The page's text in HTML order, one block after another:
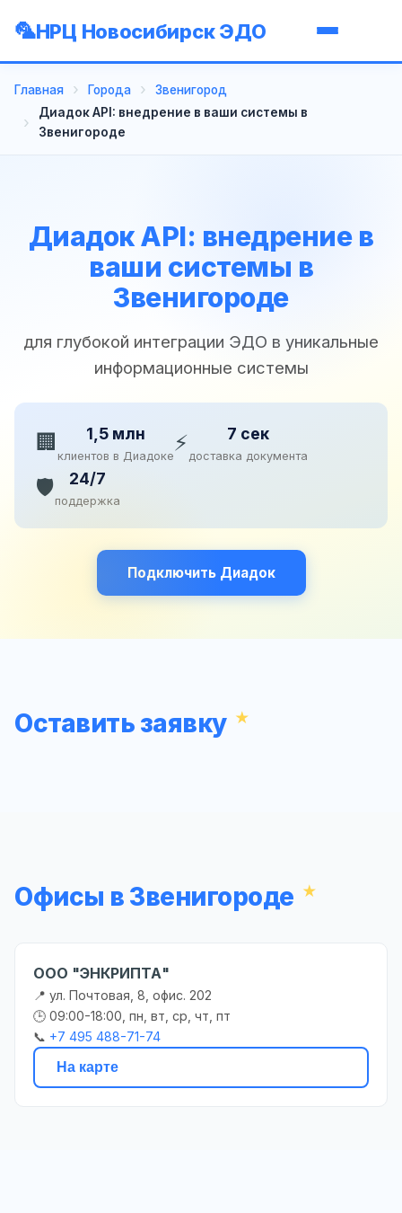
НРЦ Новосибирск ЭДО
Главная Города
Звенигород
Диадок API: внедрение в ваши системы в
Звенигороде
Диадок API: внедрение в
ваши системы в
Звенигороде
для глубокой интеграции ЭДО в уникальные
информационные системы
🏢 1,5 млн
клиентов в Диадоке⚡ 7 сек
доставка документа
🛡️ 24/7
поддержка
Подключить Диадок
Оставить заявку
Офисы в Звенигороде
ООО "ЭНКРИПТА"
📍 ул. Почтовая, 8, офис. 202
🕒 09:00-18:00, пн, вт, ср, чт, пт
📞 +7 495 488-71-74
На карте